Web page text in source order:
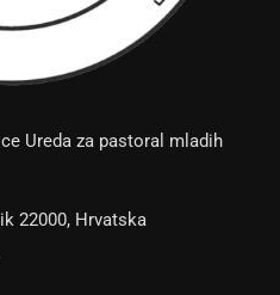
Ureda za pastoral mladih
22000, Hrvatska